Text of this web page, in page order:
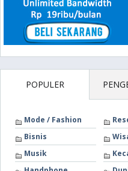
POPULER
Mode / Fashion
Bisnis
Musik